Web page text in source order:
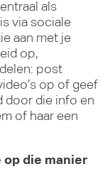
als
via sociale
aan met je
op,
post
op of geef
door die info en
of haar een
op die manier